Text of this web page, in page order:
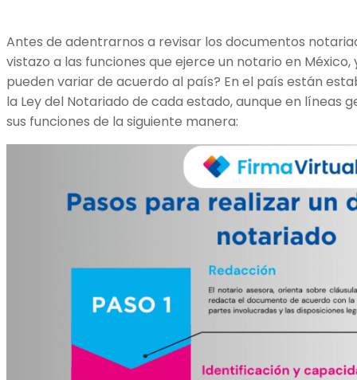
Antes de adentrarnos a revisar los documentos
vistazo a las funciones que ejerce un notario en México,
pueden variar de acuerdo al país? En el país están
la Ley del Notariado de cada estado, aunque en líneas
sus funciones de la siguiente manera: